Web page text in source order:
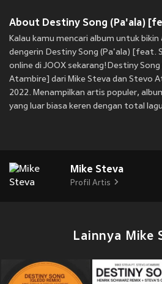
About Destiny Song (Pa'ala)
Kalau kamu mencari album untuk
dengerin Destiny Song (Pa'ala) [feat.
online di JOOX sekarang!Destiny
Atambire] dari Mike Steva dan Stevo
2022. Menampilkan artis populer,
yang luar biasa keren dengan total
Mike Steva
Profil Artis
Lainnya Mike